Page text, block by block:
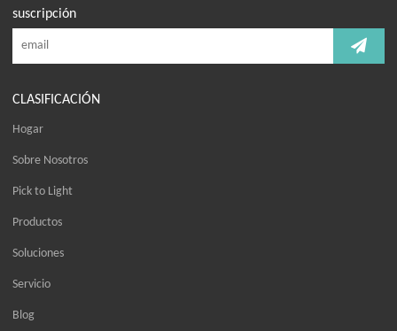
suscripción
CLASIFICACIÓN
Hogar
Sobre Nosotros
Pick to Light
Productos
Soluciones
Servicio
Blog